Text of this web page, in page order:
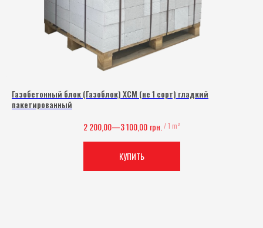
Газобетонный блок (Газоблок) ХСМ (не 1 сорт) гладкий
пакетированный
2 200,00—3 100,00 грн. / 1 m³
КУПИТЬ